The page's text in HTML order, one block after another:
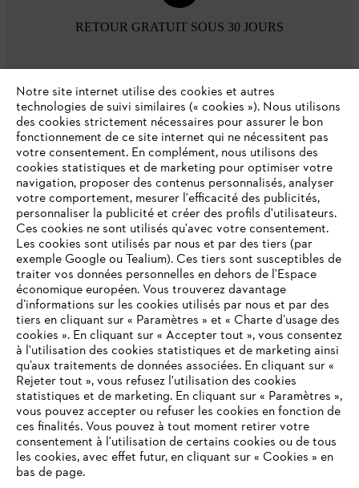
RETOUR GRATUIT SOUS 30 JOURS
L'Entreprise
Questions / Réponses
Service
Conditions Générales de Vente
VOTRE NAVIGATEUR INTERNET
N'EST PLUS PRIS EN CHARGE
Vous utilisez un navigateur Internet que nous ne prenons plus
en charge, et certaines fonctionnalités de notre site ne
peuvent fonctionner correctement. Pour une utilisation
Notre site internet utilise des cookies et autres
technologies de suivi similaires (« cookies »). Nous utilisons
des cookies strictement nécessaires pour assurer le bon
fonctionnement de ce site internet qui ne nécessitent pas
votre consentement. En complément, nous utilisons des
cookies statistiques et de marketing pour optimiser votre
navigation, proposer des contenus personnalisés, analyser
votre comportement, mesurer l'efficacité des publicités,
personnaliser la publicité et créer des profils d'utilisateurs.
Ces cookies ne sont utilisés qu'avec votre consentement.
Les cookies sont utilisés par nous et par des tiers (par
exemple Google ou Tealium). Ces tiers sont susceptibles de
traiter vos données personnelles en dehors de l'Espace
économique européen. Vous trouverez davantage
d’informations sur les cookies utilisés par nous et par des
tiers en cliquant sur « Paramètres » et « Charte d’usage des
cookies ». En cliquant sur « Accepter tout », vous consentez
à l'utilisation des cookies statistiques et de marketing ainsi
qu’aux traitements de données associées. En cliquant sur «
Rejeter tout », vous refusez l'utilisation des cookies
statistiques et de marketing. En cliquant sur « Paramètres »,
vous pouvez accepter ou refuser les cookies en fonction de
ces finalités. Vous pouvez à tout moment retirer votre
consentement à l'utilisation de certains cookies ou de tous
les cookies, avec effet futur, en cliquant sur « Cookies » en
bas de page.